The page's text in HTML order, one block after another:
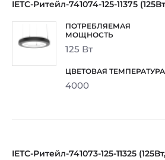
IETC-Ритейл-741074-125-11375
125 Вт
4000
IETC-Ритейл-741073-125-11325